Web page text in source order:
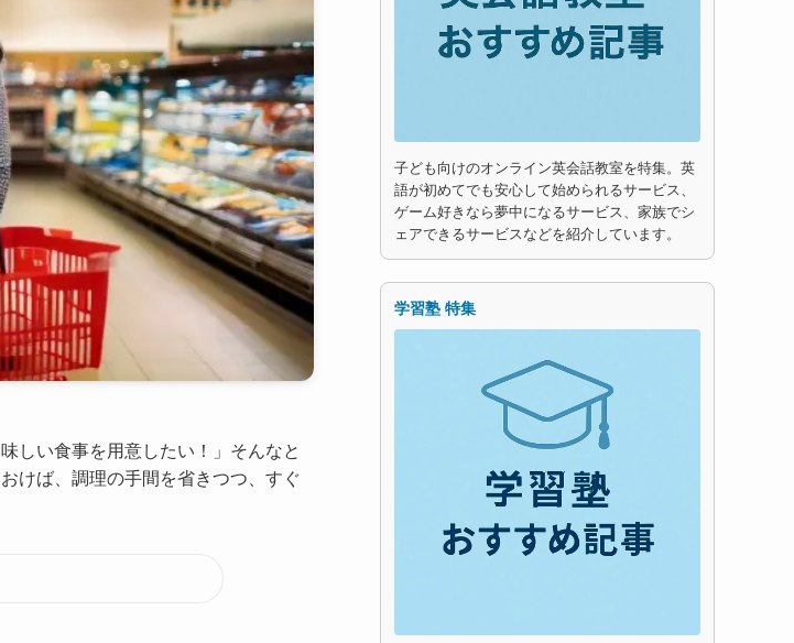
しい食事を用意したい！」そんなと
けば、調理の手間を省きつつ、すぐ
子ども向けのオンライン英会話教室を特集。英
語が初めてでも安心して始められるサービス、
ゲーム好きなら夢中になるサービス、家族でシ
ェアできるサービスなどを紹介しています。
学習塾 特集